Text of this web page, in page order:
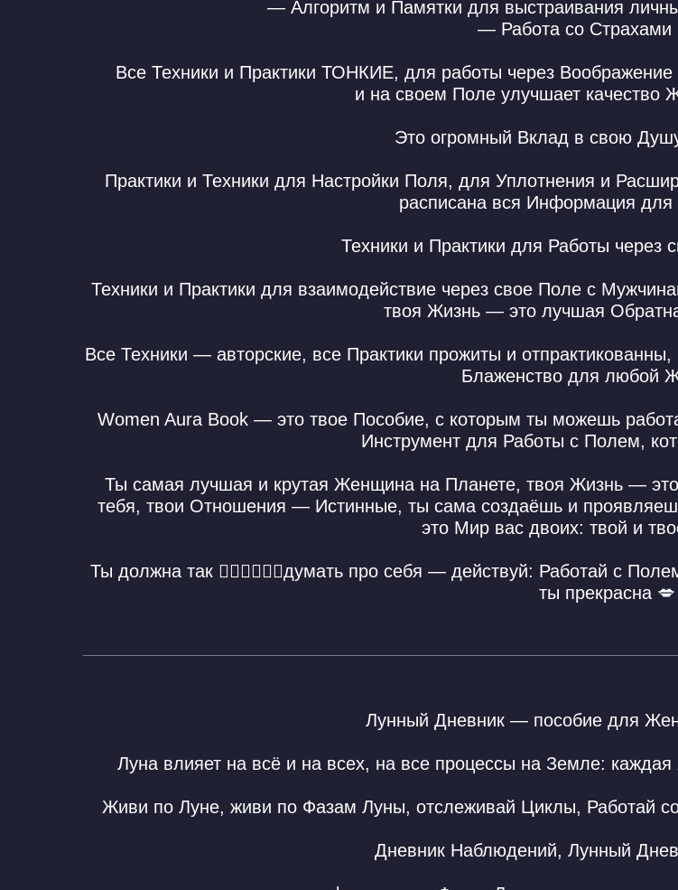
— Алгоритм и Памятки для выстраивания
— Работа со Страхами
Все Техники и Практики ТОНКИЕ, для работы через
и на своем Поле улучшает качество
Это огромный Вклад в свою
Практики и Техники для Настройки Поля, для Уплотнения и
расписана вся Информация
Техники и Практики для Работы через
Техники и Практики для взаимодействие через свое Поле с
твоя Жизнь — это лучшая
Все Техники — авторские, все Практики прожиты и
Блаженство для любой
Women Aura Book — это твое Пособие, с которым ты можешь
Инструмент для Работы с Полем,
Ты самая лучшая и крутая Женщина на Планете, твоя Жизнь —
тебя, твои Отношения — Истинные, ты сама создаёшь и
это Мир вас двоих: твой и
Ты должна так 👆🏼👆🏼👆🏼думать про себя — действуй: Работай с
ты прекрасна 💋
Лунный Дневник — пособие для
Луна влияет на всё и на всех, на все процессы на Земле:
Живи по Луне, живи по Фазам Луны, отслеживай Циклы, Работай
Дневник Наблюдений, Лунный